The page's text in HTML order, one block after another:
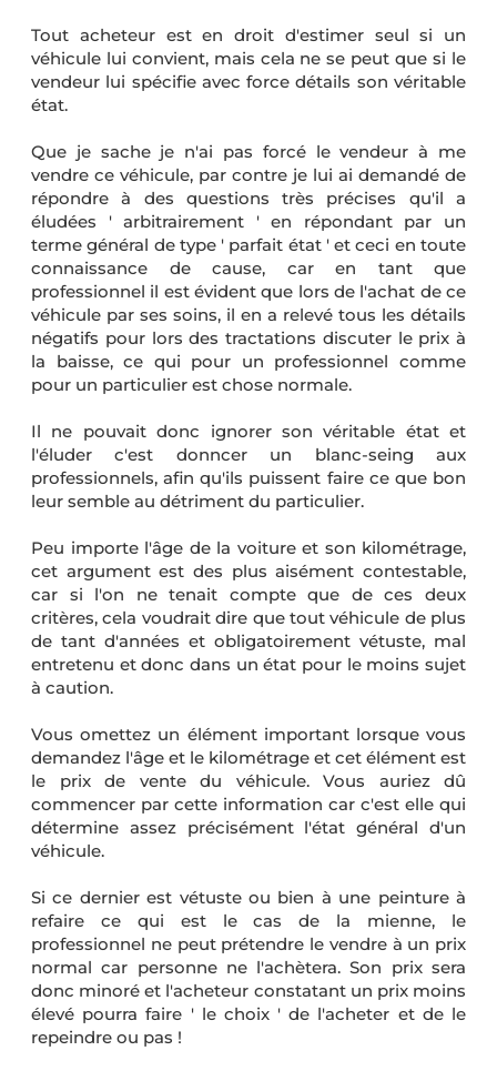
Tout acheteur est en droit d'estimer seul si un
véhicule lui convient, mais cela ne se peut que si le
vendeur lui spécifie avec force détails son véritable
état.
Que je sache je n'ai pas forcé le vendeur à me
vendre ce véhicule, par contre je lui ai demandé de
répondre à des questions très précises qu'il a
éludées ' arbitrairement ' en répondant par un
terme général de type ' parfait état ' et ceci en toute
connaissance de cause, car en tant que
professionnel il est évident que lors de l'achat de ce
véhicule par ses soins, il en a relevé tous les détails
négatifs pour lors des tractations discuter le prix à
la baisse, ce qui pour un professionnel comme
pour un particulier est chose normale.
Il ne pouvait donc ignorer son véritable état et
l'éluder c'est donncer un blanc-seing aux
professionnels, afin qu'ils puissent faire ce que bon
leur semble au détriment du particulier.
Peu importe l'âge de la voiture et son kilométrage,
cet argument est des plus aisément contestable,
car si l'on ne tenait compte que de ces deux
critères, cela voudrait dire que tout véhicule de plus
de tant d'années et obligatoirement vétuste, mal
entretenu et donc dans un état pour le moins sujet
à caution.
Vous omettez un élément important lorsque vous
demandez l'âge et le kilométrage et cet élément est
le prix de vente du véhicule. Vous auriez dû
commencer par cette information car c'est elle qui
détermine assez précisément l'état général d'un
véhicule.
Si ce dernier est vétuste ou bien à une peinture à
refaire ce qui est le cas de la mienne, le
professionnel ne peut prétendre le vendre à un prix
normal car personne ne l'achètera. Son prix sera
donc minoré et l'acheteur constatant un prix moins
élevé pourra faire ' le choix ' de l'acheter et de le
repeindre ou pas !